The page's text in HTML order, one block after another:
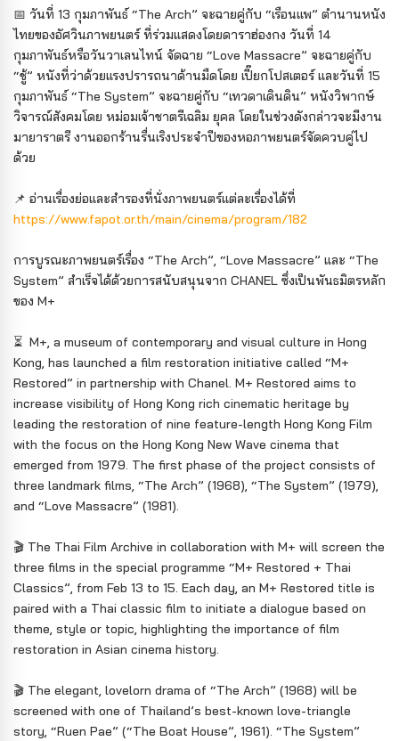
📅 วันที่ 13 กุมภาพันธ์ “The Arch” จะฉายคู่กับ “เรือนแพ” ตำนานหนัง
ไทยของอัศวินภาพยนตร์ ที่ร่วมแสดงโดยดาราฮ่องกง วันที่ 14
กุมภาพันธ์หรือวันวาเลนไทน์ จัดฉาย “Love Massacre” จะฉายคู่กับ
“ชู้” หนังที่ว่าด้วยแรงปรารถนาด้านมืดโดย เปี๊ยกโปสเตอร์ และวันที่ 15
กุมภาพันธ์ “The System” จะฉายคู่กับ “เทวดาเดินดิน” หนังวิพากษ์
วิจารณ์สังคมโดย หม่อมเจ้าชาตรีเฉลิม ยุคล โดยในช่วงดังกล่าวจะมีงาน
มายาราตรี งานออกร้านรื่นเริงประจำปีของหอภาพยนตร์จัดควบคู่ไป
ด้วย
📌 อ่านเรื่องย่อและสำรองที่นั่งภาพยนตร์แต่ละเรื่องได้ที่
https://www.fapot.or.th/main/cinema/program/182
การบูรณะภาพยนตร์เรื่อง “The Arch”, “Love Massacre” และ “The
System” สำเร็จได้ด้วยการสนับสนุนจาก CHANEL ซึ่งเป็นพันธมิตรหลัก
ของ M+
⏳ M+, a museum of contemporary and visual culture in Hong
Kong, has launched a film restoration initiative called “M+
Restored” in partnership with Chanel. M+ Restored aims to
increase visibility of Hong Kong rich cinematic heritage by
leading the restoration of nine feature-length Hong Kong Film
with the focus on the Hong Kong New Wave cinema that
emerged from 1979. The first phase of the project consists of
three landmark films, “The Arch” (1968), “The System” (1979),
and “Love Massacre” (1981).
🎬 The Thai Film Archive in collaboration with M+ will screen the
three films in the special programme “M+ Restored + Thai
Classics”, from Feb 13 to 15. Each day, an M+ Restored title is
paired with a Thai classic film to initiate a dialogue based on
theme, style or topic, highlighting the importance of film
restoration in Asian cinema history.
🎬 The elegant, lovelorn drama of “The Arch” (1968) will be
screened with one of Thailand’s best-known love-triangle
story, “Ruen Pae” (“The Boat House”, 1961). “The System”